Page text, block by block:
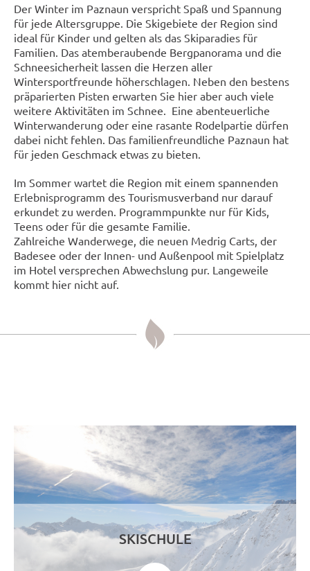
Der Winter im Paznaun verspricht Spaß und Spannung
für jede Altersgruppe. Die Skigebiete der Region sind
ideal für Kinder und gelten als das Skiparadies für
Familien. Das atemberaubende Bergpanorama und die
Schneesicherheit lassen die Herzen aller
Wintersportfreunde höherschlagen. Neben den bestens
präparierten Pisten erwarten Sie hier aber auch viele
weitere Aktivitäten im Schnee. Eine abenteuerliche
Winterwanderung oder eine rasante Rodelpartie dürfen
dabei nicht fehlen. Das familienfreundliche Paznaun hat
für jeden Geschmack etwas zu bieten.
Im Sommer wartet die Region mit einem spannenden
Erlebnisprogramm des Tourismusverband nur darauf
erkundet zu werden. Programmpunkte nur für Kids,
Teens oder für die gesamte Familie.
Zahlreiche Wanderwege, die neuen Medrig Carts, der
Badesee oder der Innen- und Außenpool mit Spielplatz
im Hotel versprechen Abwechslung pur. Langeweile
kommt hier nicht auf.
SKISCHULE